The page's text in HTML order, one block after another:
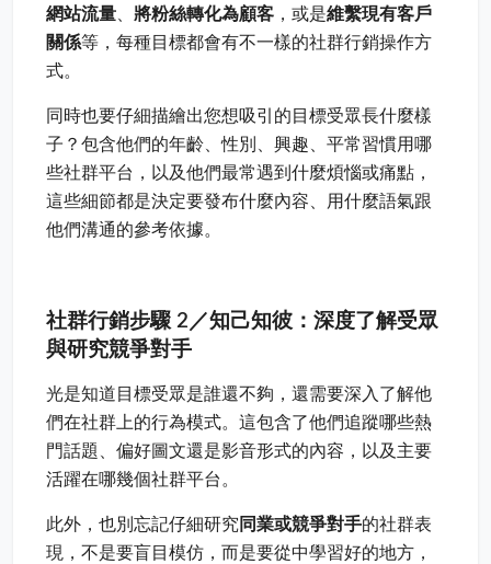
網站流量、 將粉絲轉化為顧客 ，或是維繫現有客戶
關係等，每種目標都會有不一樣的社群行銷操作方
式。
同時也要仔細描繪出您想吸引的目標受眾長什麼樣
子？包含他們的年齡、性別、興趣、平常習慣用哪
些社群平台，以及他們最常遇到什麼煩惱或痛點，
這些細節都是決定要發布什麼內容、用什麼語氣跟
他們溝通的參考依據。
社群行銷步驟 2／知己知彼：深度了解受眾
與研究競爭對手
光是知道目標受眾是誰還不夠，還需要深入了解他
們在社群上的行為模式。這包含了他們追蹤哪些熱
門話題、偏好圖文還是影音形式的內容，以及主要
活躍在哪幾個社群平台。
此外，也別忘記仔細研究同業或競爭對手的社群表
現，不是要盲目模仿，而是要從中學習好的地方，